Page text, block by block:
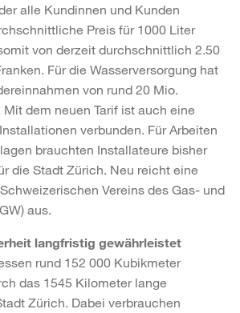
alle Kundinnen und Kunden
Preis für 1000 Liter
von derzeit durchschnittlich 2.50
Für die Wasserversorgung hat
von rund 20 Mio.
Mit dem neuen Tarif ist auch eine
verbunden. Für Arbeiten
brauchten Installateure bisher
die Stadt Zürich. Neu reicht eine
Vereins des Gas- und
aus.
langfristig gewährleistet
rund 152 000 Kubikmeter
das 1545 Kilometer lange
Zürich. Dabei verbrauchen